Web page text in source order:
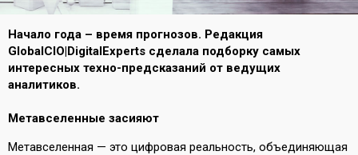
Начало года – время прогнозов. Редакция
GlobalCIO|DigitalExperts сделала подборку самых
интересных техно-предсказаний от ведущих
аналитиков.
Метавселенные засияют
Метавселенная — это цифровая реальность, объединяющая